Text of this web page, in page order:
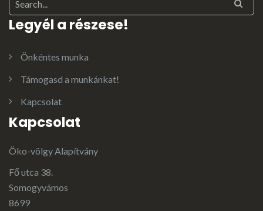
Legyél a részese!
Önkéntes munka
Támogasd a munkánkat!
Kapcsolat
Kapcsolat
Öko-völgy Alapítvány
Fő utca 38.
Somogyvámos
8699